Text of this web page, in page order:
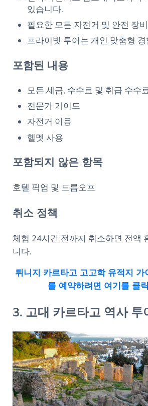
있습니다.
필요한 모든 자전거 및 안전 장
프라이빗 투어는 개인 맞춤형
포함된 내용
모든 세금, 수수료 및 취급 수수
전문가 가이드
자전거 이용
헬멧 사용
포함되지 않은 항목
호텔 픽업 및 드롭오프
취소 정책
체험 24시간 전까지 취소하면 전액
니다.
튀니지 카르타고 고고학 유적지 가
를 예약하려면 여기를 클
3. 고대 카르타고 역사 투